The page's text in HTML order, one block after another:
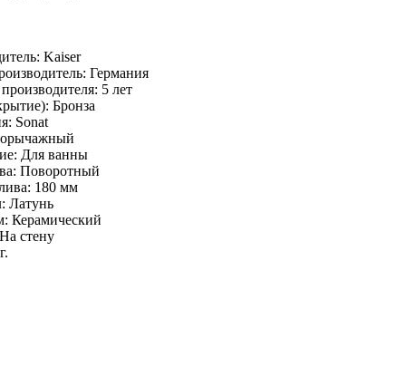
Kaiser
Германия
5 лет
Бронза
Sonat
Для ванны
Поворотный
180 мм
Латунь
Керамический
стену